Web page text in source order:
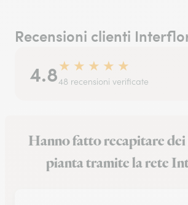
Recensioni clienti
4.8★ ★ ★ ★ ★
48 recensioni verificate
Hanno fatto recapitare
pianta tramite la rete